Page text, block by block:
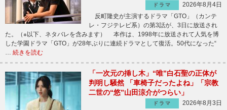
ドラマ
2026年8月4日
反町隆史が主演するドラマ「GTO」（カンテ
レ・フジテレビ系）の第3話が、3日に放送され
た。（※以下、ネタバレを含みます） 本作は、1998年に放送されて人気を博
した学園ドラマ「GTO」が28年ぶりに連続ドラマとして復活。50代になった“
続きを読む
「一次元の挿し木」“唯”白石聖の正体が
判明し騒然 「車椅子だったよね」「宗教
二世の“悠”山田涼介がつらい」
ドラマ
2026年8月3日